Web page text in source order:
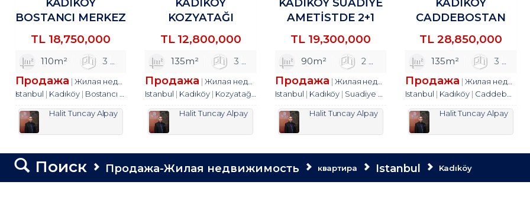
BOSTANCI MERKEZ
DE 3+1 SATILIK
DAİRE TROYKADAN
TL18,750,000
110m² 3 1
Продажа Жилая недвижимость
квартира
Istanbul
Kadıköy Bostancı Mah.
Halit Tuncay Alpay
KOZYATAĞI
MAHALLESİNDE
3+1 SATILIK DAİRE
TROYKADAN
TL12,800,000
135m² 3 2
Продажа Жилая недвижимость
квартира
Istanbul
Kadıköy Kozyatağı Mah.
Halit Tuncay Alpay
AMETİSTDE 2+1
SATILIK REZİDANS
TROYKADAN
TL 19,300,000
90m² 2 2
Продажа Жилая недвижимость
квартира
Istanbul
Kadıköy Suadiye Mah.
Halit Tuncay Alpay
CADDEBOSTAN
MAHALLESİNDE
3+1 SATILIK DAİRE
TL28,850,000
135m² 3
Продажа
Жилая недвижимость
Istanbul
Kadıköy Caddebostan Mah.
Halit Tuncay Alpay
Поиск Продажа-Жилая недвижимость квартира Istanbul Kadıköy